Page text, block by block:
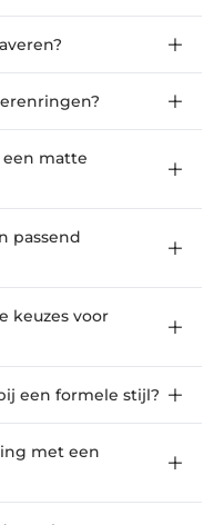
een matte
passend
keuzes voor
een formele stijl?
met een